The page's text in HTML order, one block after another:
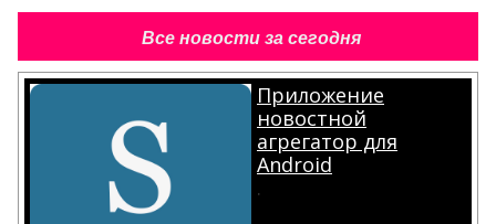
Все новости за сегодня
Приложение
новостной
агрегатор для
Android
.